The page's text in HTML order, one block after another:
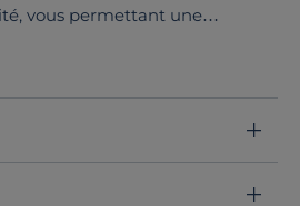
vous permettant une
ne collent au fond ou
de votre préparation une